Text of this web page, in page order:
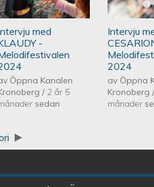
240608
2024
med
-
Öppna Kanalen
/ 2 år 5
sedan
2024
Intervju
2024
av Öppna
Kronoberg/
månader